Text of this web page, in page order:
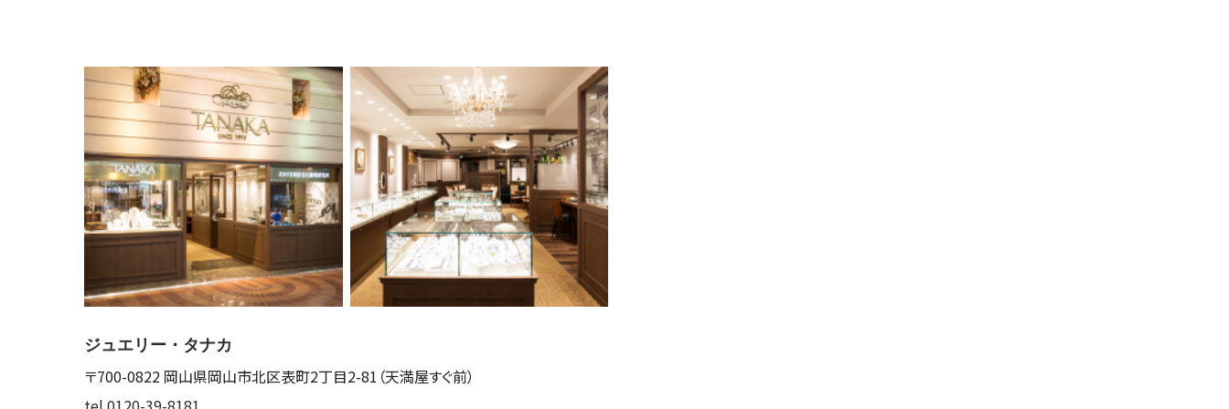
ジュエリー・タナカ
〒700-0822 岡山県岡山市北区表町2丁目2-81 （天満屋すぐ前）